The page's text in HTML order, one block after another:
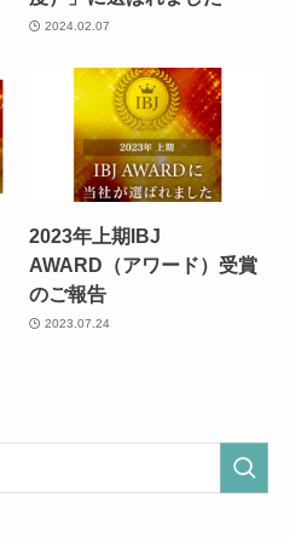
2024.02.07
2023年上期IBJ
AWARD（アワード）受賞
のご報告
2023.07.24